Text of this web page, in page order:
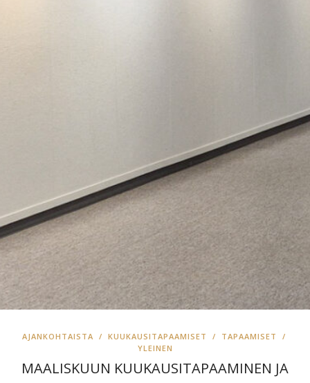
AJANKOHTAISTA / KUUKAUSITAPAAMISET / TAPAAMISET /
YLEINEN
MAALISKUUN KUUKAUSITAPAAMINEN JA